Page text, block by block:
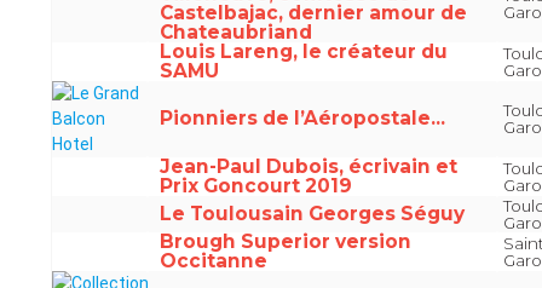
Castelbajac, dernier amour de
Chateaubriand
Louis Lareng, le créateur du
SAMU
Pionniers de l’Aéropostale...
Jean-Paul Dubois, écrivain et
Prix Goncourt 2019
Le Toulousain Georges Séguy
Brough Superior version
Occitanne